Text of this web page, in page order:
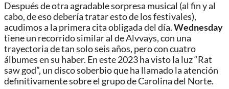
Después de otra agradable sorpresa musical (al fin y al
cabo, de eso debería tratar esto de los festivales),
acudimos a la primera cita obligada del día.Wednesday
tiene un recorrido similar al de Alvvays, con una
trayectoria de tan solo seis años, pero con cuatro
álbumes en su haber. En este 2023 ha visto la luz “Rat
saw god”, un disco soberbio que ha llamado la atención
definitivamente sobre el grupo de Carolina del Norte.